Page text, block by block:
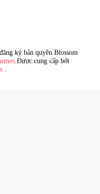
ký bản quyền. Blossom
.Được cung cấp bởi